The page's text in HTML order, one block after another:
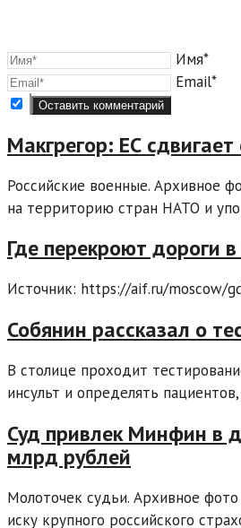
Имя*
Email*
Макгрегор: ЕС
Российские военные. Архивное
на территорию стран НАТО и
Где перекроют дороги
Источник: https://aif.ru/moscow/
Собянин рассказал о
В столице проходит
инсульт и определять
Суд привлек Минфин в
млрд рублей
Молоточек судьи. Архивное
иску крупного российского